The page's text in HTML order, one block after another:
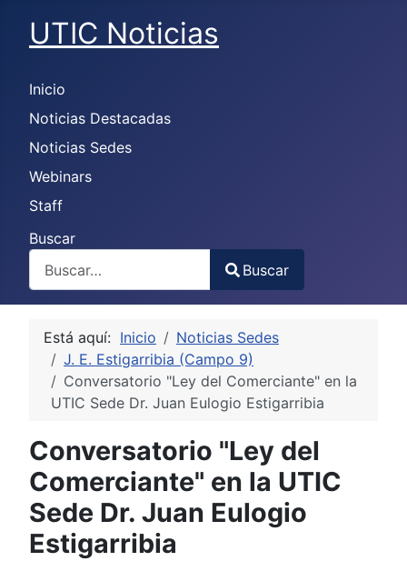
UTIC Noticias
Inicio
Noticias Destacadas
Noticias Sedes
Webinars
Staff
Buscar
Type 2 or more characters for results.
Buscar
Está aquí: Inicio
Noticias Sedes
J. E. Estigarribia (Campo 9)
Conversatorio "Ley del Comerciante" en la
UTIC Sede Dr. Juan Eulogio Estigarribia
Conversatorio "Ley del
Comerciante" en la UTIC
Sede Dr. Juan Eulogio
Estigarribia